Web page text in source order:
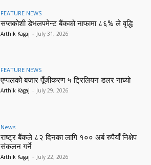
FEATURE NEWS
सप्तकोशी डेभलपमेन्ट बैंकको नाफामा ८६% ले वृद्धि
Arthik Kagaj - July 31, 2026
FEATURE NEWS
एप्पलको बजार पूँजीकरण ५ ट्रिलियन डलर नाघ्यो
Arthik Kagaj - July 29, 2026
News
राष्ट्र बैंकले ८२ दिनका लागि १०० अर्ब रुपैयाँ निक्षेप
संकलन गर्ने
Arthik Kagaj - July 22, 2026